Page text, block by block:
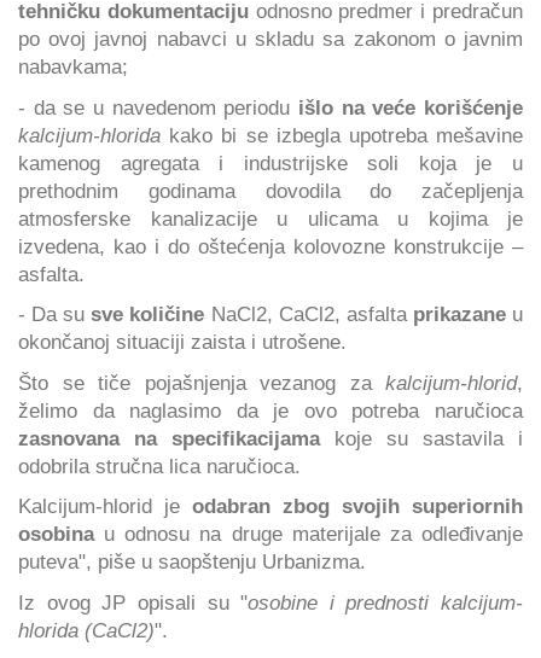
tehničku dokumentacijuodnosno predmer i predračun
po ovoj javnoj nabavci u skladu sa zakonom o javnim
nabavkama;
- da se u navedenom periodu išlo na veće korišćenje
kalcijum-hlorida kako bi se izbegla upotreba mešavine
kamenog agregata i industrijske soli koja je u
prethodnim godinama dovodila do začepljenja
atmosferske kanalizacije u ulicama u kojima je
izvedena, kao i do oštećenja kolovozne konstrukcije –
asfalta.
- Da susve količine NaCl2, CaCl2, asfaltaprikazaneu
okončanoj situaciji zaista i utrošene.
Što se tiče pojašnjenja vezanog za kalcijum-hlorid,
želimo da naglasimo da je ovo potreba naručioca
zasnovana na specifikacijamakoje su sastavila i
odobrila stručna lica naručioca.
Kalcijum-hlorid je odabran zbog svojih superiornih
osobinau odnosu na druge materijale za odleđivanje
puteva", piše u saopštenju Urbanizma.
Iz ovog JP opisali su "osobine i prednosti kalcijum-
hlorida (CaCl2)".